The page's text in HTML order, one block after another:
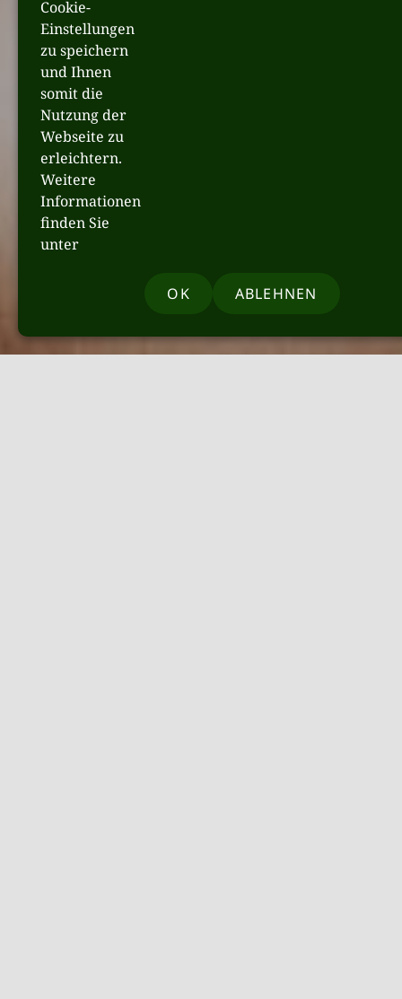
Cookie-
Einstellungen
zu speichern
und Ihnen
somit die
Nutzung der
Webseite zu
erleichtern.
Weitere
Informationen
finden Sie
unter
OK ABLEHNEN